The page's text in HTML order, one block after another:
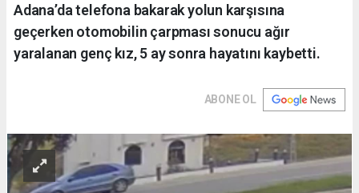
Adana’da telefona bakarak yolun karşısına
geçerken otomobilin çarpması sonucu ağır
yaralanan genç kız, 5 ay sonra hayatını kaybetti.
ABONE OL